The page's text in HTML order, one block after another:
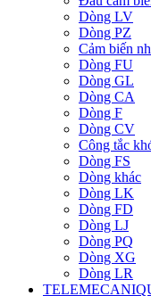
Dòng LV
Dòng PZ
Cảm biến
Dòng FU
Dòng GL
Dòng CA
Dòng F
Dòng CV
Công tắc
Dòng FS
Dòng khác
Dòng LK
Dòng FD
Dòng LJ
Dòng PQ
Dòng XG
Dòng LR